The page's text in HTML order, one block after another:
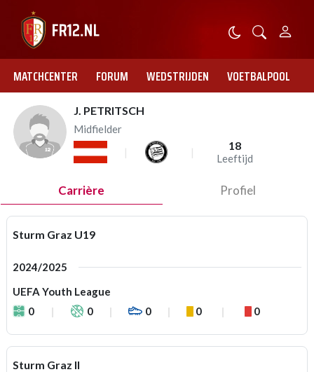
MATCHCENTER FORUM WEDSTRIJDEN VOETBALPOOL
J. PETRITSCH
Midfielder
18
Leeftijd
Carrière Profiel
Sturm Graz U19
2024/2025
UEFA Youth League
0
0 0 0 0
Sturm Graz II